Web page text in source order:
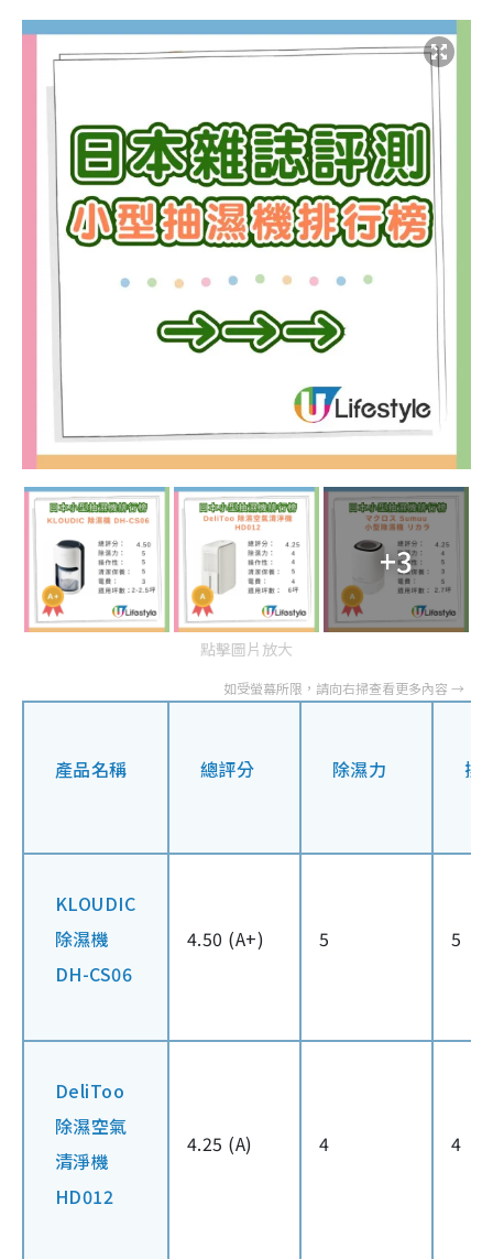
+3
點擊圖片放大
產品名稱 總評分 除濕力 操
KLOUDIC
除濕機
DH-CS06
4.50 (A+) 5 5
DeliToo
除濕空氣
清淨機
HD012
4.25 (A) 4 4